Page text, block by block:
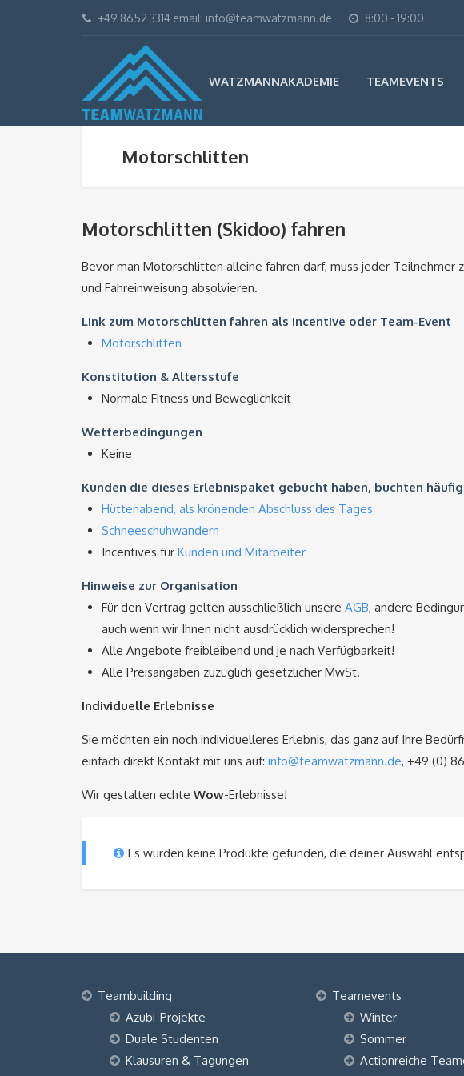
+49 8652 3314 email: info@teamwatzmann.de 8:00 - 19:00
WATZMANNAKADEMIE TEAMEVENTS
Motorschlitten
Motorschlitten (Skidoo) fahren
Bevor man Motorschlitten alleine fahren darf, muss jeder Teilnehmer
und Fahreinweisung absolvieren.
Link zum Motorschlitten fahren als Incentive oder Team-Event
Motorschlitten
Konstitution & Altersstufe
Normale Fitness und Beweglichkeit
Wetterbedingungen
Keine
Kunden die dieses Erlebnispaket gebucht haben, buchten
Hüttenabend, als krönenden Abschluss des Tages
Schneeschuhwandern
Incentives für Kunden und Mitarbeiter
Hinweise zur Organisation
Für den Vertrag gelten ausschließlich unsere AGB, andere
auch wenn wir Ihnen nicht ausdrücklich widersprechen!
Alle Angebote freibleibend und je nach Verfügbarkeit!
Alle Preisangaben zuzüglich gesetzlicher MwSt.
Individuelle Erlebnisse
Sie möchten ein noch individuelleres Erlebnis, das ganz auf Ihre
einfach direkt Kontakt mit uns auf: info@teamwatzmann.de, +49 (0)
Wir gestalten echte Wow-Erlebnisse!
Es wurden keine Produkte gefunden, die deiner Auswahl
Teambuilding
Azubi-Projekte
Duale Studenten
Klausuren & Tagungen
Teamevents
Winter
Sommer
Actionreiche